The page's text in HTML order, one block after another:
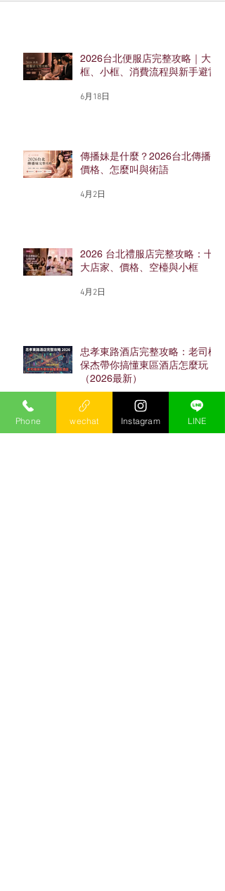
2026台北便服店完整攻略｜大
框、小框、消費流程與新手避雷
6月18日
傳播妹是什麼？2026台北傳播
價格、怎麼叫與術語
4月2日
2026 台北禮服店完整攻略：十
大店家、價格、空檯與小框
4月2日
忠孝東路酒店完整攻略：老司機
保杰帶你搞懂東區酒店怎麼玩
（2026最新）
4月2日
Phone wechat Instagram LINE